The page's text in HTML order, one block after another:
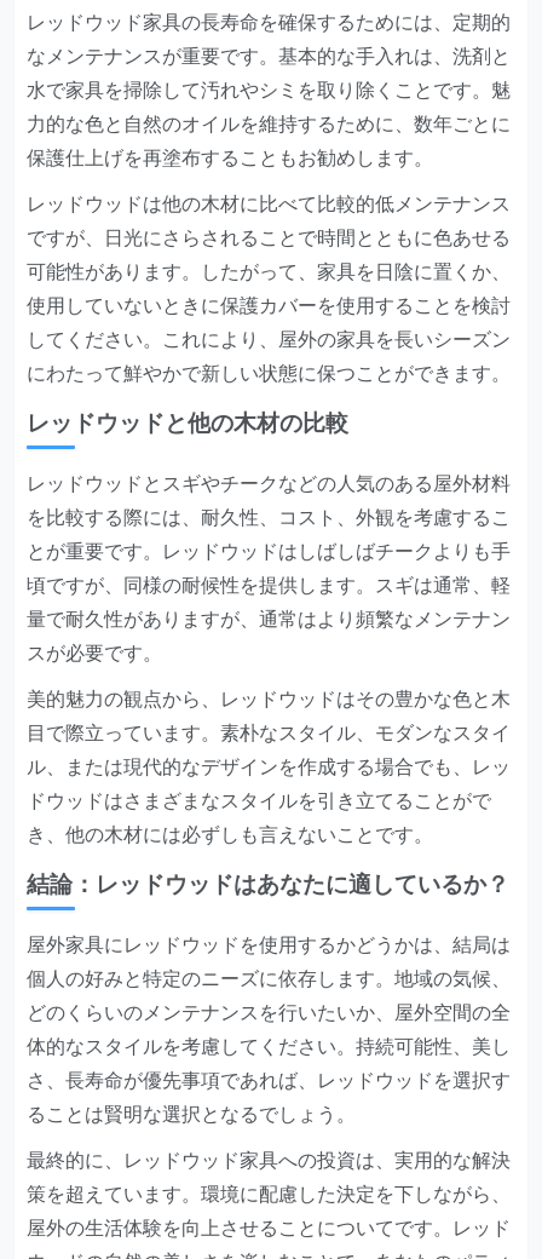
レッドウッド家具の長寿命を確保するためには、定期的
なメンテナンスが重要です。基本的な手入れは、洗剤と
水で家具を掃除して汚れやシミを取り除くことです。魅
力的な色と自然のオイルを維持するために、数年ごとに
保護仕上げを再塗布することもお勧めします。
レッドウッドは他の木材に比べて比較的低メンテナンス
ですが、日光にさらされることで時間とともに色あせる
可能性があります。したがって、家具を日陰に置くか、
使用していないときに保護カバーを使用することを検討
してください。これにより、屋外の家具を長いシーズン
にわたって鮮やかで新しい状態に保つことができます。
レッドウッドと他の木材の比較
レッドウッドとスギやチークなどの人気のある屋外材料
を比較する際には、耐久性、コスト、外観を考慮するこ
とが重要です。レッドウッドはしばしばチークよりも手
頃ですが、同様の耐候性を提供します。スギは通常、軽
量で耐久性がありますが、通常はより頻繁なメンテナン
スが必要です。
美的魅力の観点から、レッドウッドはその豊かな色と木
目で際立っています。素朴なスタイル、モダンなスタイ
ル、または現代的なデザインを作成する場合でも、レッ
ドウッドはさまざまなスタイルを引き立てることがで
き、他の木材には必ずしも言えないことです。
結論：レッドウッドはあなたに適しているか？
屋外家具にレッドウッドを使用するかどうかは、結局は
個人の好みと特定のニーズに依存します。地域の気候、
どのくらいのメンテナンスを行いたいか、屋外空間の全
体的なスタイルを考慮してください。持続可能性、美し
さ、長寿命が優先事項であれば、レッドウッドを選択す
ることは賢明な選択となるでしょう。
最終的に、レッドウッド家具への投資は、実用的な解決
策を超えています。環境に配慮した決定を下しながら、
屋外の生活体験を向上させることについてです。レッド